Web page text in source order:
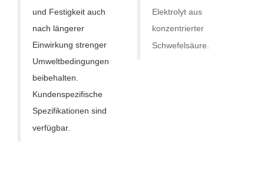
und Festigkeit auch
nach längerer
Einwirkung strenger
Umweltbedingungen
beibehalten.
Kundenspezifische
Spezifikationen sind
verfügbar.
Elektrolyt aus
konzentrierter
Schwefelsäure.